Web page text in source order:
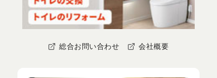
総合お問い合わせ 会社概要